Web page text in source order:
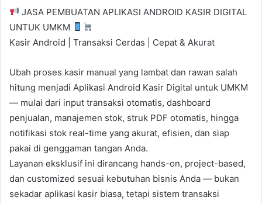
JASA PEMBUATAN APLIKASI ANDROID KASIR DIGITAL
UNTUK UMKM
Kasir Android | Transaksi Cerdas | Cepat & Akurat
Ubah proses kasir manual yang lambat dan rawan salah
hitung menjadi Aplikasi Android Kasir Digital untuk UMKM
— mulai dari input transaksi otomatis, dashboard
penjualan, manajemen stok, struk PDF otomatis, hingga
notifikasi stok real-time yang akurat, efisien, dan siap
pakai di genggaman tangan Anda.
Layanan eksklusif ini dirancang hands-on, project-based,
dan customized sesuai kebutuhan bisnis Anda — bukan
sekadar aplikasi kasir biasa, tetapi sistem transaksi